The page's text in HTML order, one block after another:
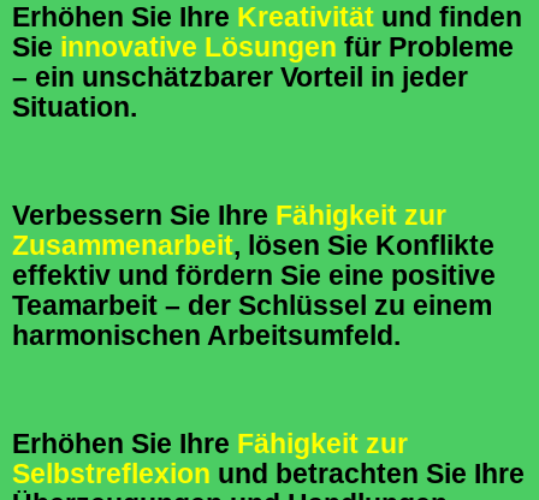
Erhöhen Sie Ihre Kreativität und finden
Sie innovative Lösungen für Probleme
– ein unschätzbarer Vorteil in jeder
Situation.
Verbessern Sie Ihre Fähigkeit zur
Zusammenarbeit, lösen Sie Konflikte
effektiv und fördern Sie eine positive
Teamarbeit – der Schlüssel zu einem
harmonischen Arbeitsumfeld.
Erhöhen Sie Ihre Fähigkeit zur
Selbstreflexion und betrachten Sie Ihre